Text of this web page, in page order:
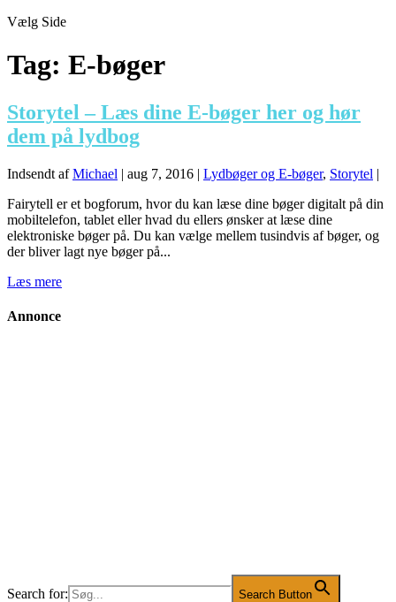
Vælg Side
Tag: E-bøger
Storytel – Læs dine E-bøger her og hør
dem på lydbog
Indsendt afMichael | aug 7, 2016 | Lydbøger og E-bøger, Storytel |
Fairytell er et bogforum, hvor du kan læse dine bøger digitalt på din
mobiltelefon, tablet eller hvad du ellers ønsker at læse dine
elektroniske bøger på. Du kan vælge mellem tusindvis af bøger, og
der bliver lagt nye bøger på...
Læs mere
Annonce
Search for: Search Button